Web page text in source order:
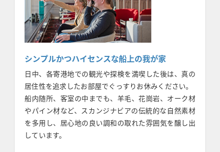
シンプルかつハイセンスな船上の我が家
日中、各寄港地での観光や探検を満喫した後は、真の
居住性を追求したお部屋でぐっすりお休みください。
船内随所、客室の中までも、羊毛、花崗岩、オーク材
やパイン材など、スカンジナビアの伝統的な自然素材
を多用し、居心地の良い調和の取れた雰囲気を醸し出
しています。